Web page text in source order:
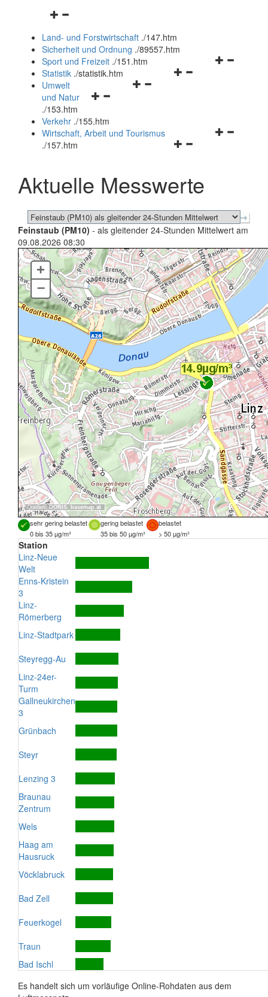
Navigationsmenü
und
schließen
Land- und Forstwirtschaft ./147.htm
Sicherheit und Ordnung ./89557.htm
Navigationsmenü
Sport und Freizeit ./151.htm
Navigationsmenü
Statistik ./statistik.htm
Navigationsmenü
und
schließen
Umwelt
und Natur
./153.htm
Verkehr ./155.htm
Navigationsmenü
schließen
Wirtschaft, Arbeit und Tourismus
./157.htm
Aktuelle Messwerte
Feinstaub (PM10) - als gleitender 24-Stunden Mittelwert am
09.08.2026 08:30
Quellen:DORIS, basemap.at
+
–
sehr gering belastet gering belastet
belastet
0 bis 35 µg/m³
35 bis 50 µg/m³ > 50 µg/m³
Station
Linz-Neue
Welt
Enns-Kristein
3
Linz-
Römerberg
Linz-Stadtpark
Steyregg-Au
Linz-24er-
Turm
Gallneukirchen
3
Grünbach
Steyr
Lenzing 3
Braunau
Zentrum
Wels
Haag am
Hausruck
Vöcklabruck
Bad Zell
Feuerkogel
Traun
Bad Ischl
Es handelt sich um vorläufige Online-Rohdaten aus dem